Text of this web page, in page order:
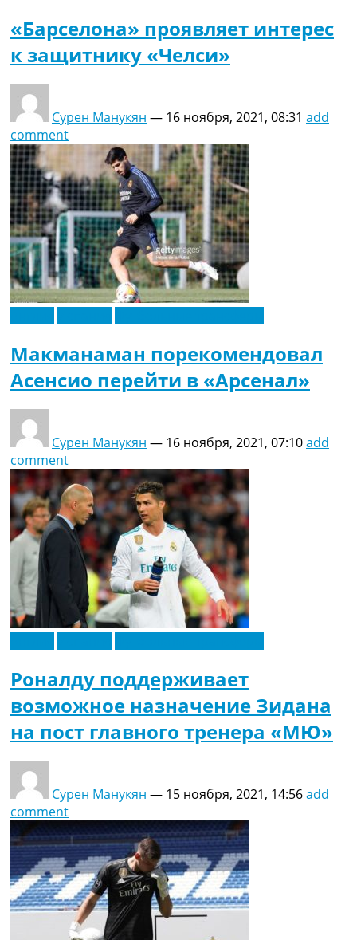
«Барселона» проявляет интерес
к защитнику «Челси»
Сурен Манукян — 16 ноября, 2021, 08:31 add
comment
Макманаман порекомендовал
Асенсио перейти в «Арсенал»
Сурен Манукян — 16 ноября, 2021, 07:10add
comment
Роналду поддерживает
возможное назначение Зидана
на пост главного тренера «МЮ»
Сурен Манукян — 15 ноября, 2021, 14:56add
comment